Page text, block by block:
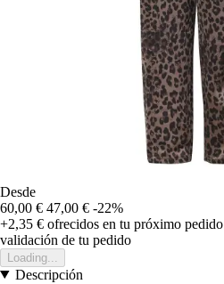
Desde
60,00 € 47,00 € -22%
+2,35 € ofrecidos en tu próximo pedido
validación de tu pedido
Loading...
Descripción